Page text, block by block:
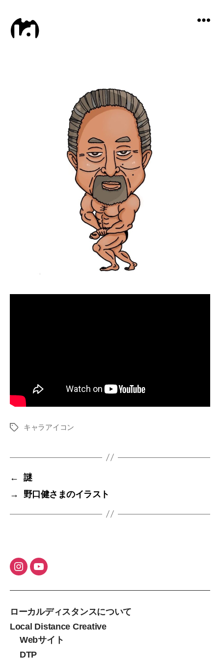
タ
キャラアイコン
←
謎
→
野口健さまのイラスト
ローカルディスタンスについて
Local Distance Creative
Webサイト
DTP